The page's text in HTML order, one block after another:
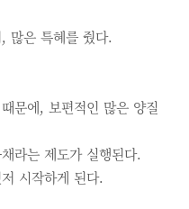
많은 특혜를 줬다.
문에, 보편적인 많은 양질
라는 제도가 실행된다.
시작하게 된다.